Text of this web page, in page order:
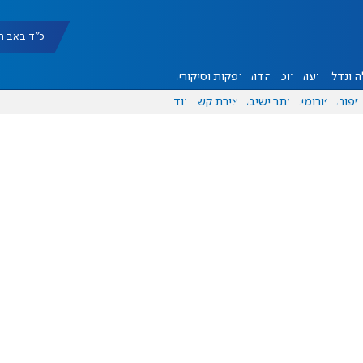
כ"ד באב תשפ"ו
ונדל"ן דעות אוכל יהדות הפקות וסיקורים
ספורט פורומים אתר ישיבה יצירת קשר עוד